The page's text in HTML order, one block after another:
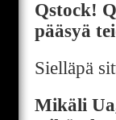
Qstock!
pääsyä
Sielläpä
Mikäli